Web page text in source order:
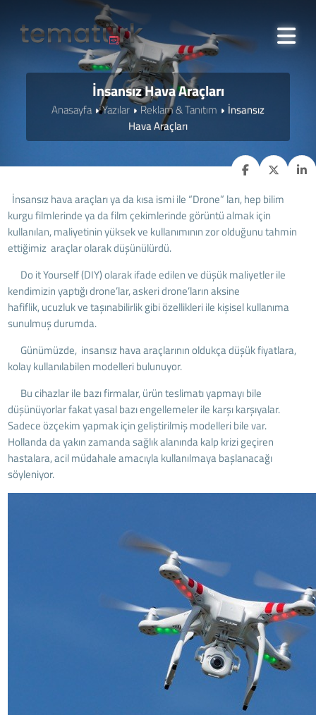
İnsansız Hava Araçları
Anasayfa Yazılar Reklam & Tanıtım
İnsansız
Hava Araçları
İnsansız hava araçları ya da kısa ismi ile “Drone” ları, hep bilim
kurgu filmlerinde ya da film çekimlerinde görüntü almak için
kullanılan, maliyetinin yüksek ve kullanımının zor olduğunu tahmin
ettiğimiz araçlar olarak düşünülürdü.
Do it Yourself (DIY) olarak ifade edilen ve düşük maliyetler ile
kendimizin yaptığı drone’lar, askeri drone’ların aksine
hafiflik, ucuzluk ve taşınabilirlik gibi özellikleri ile kişisel kullanıma
sunulmuş durumda.
Günümüzde, insansız hava araçlarının oldukça düşük fiyatlara,
kolay kullanılabilen modelleri bulunuyor.
Bu cihazlar ile bazı firmalar, ürün teslimatı yapmayı bile
düşünüyorlar fakat yasal bazı engellemeler ile karşı karşıyalar.
Sadece özçekim yapmak için geliştirilmiş modelleri bile var.
Hollanda da yakın zamanda sağlık alanında kalp krizi geçiren
hastalara, acil müdahale amacıyla kullanılmaya başlanacağı
söyleniyor.